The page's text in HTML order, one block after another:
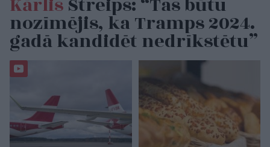
KārlisStreips: “Tas būtu
nozīmējis, ka Tramps 2024.
gadā kandidēt nedrīkstētu”